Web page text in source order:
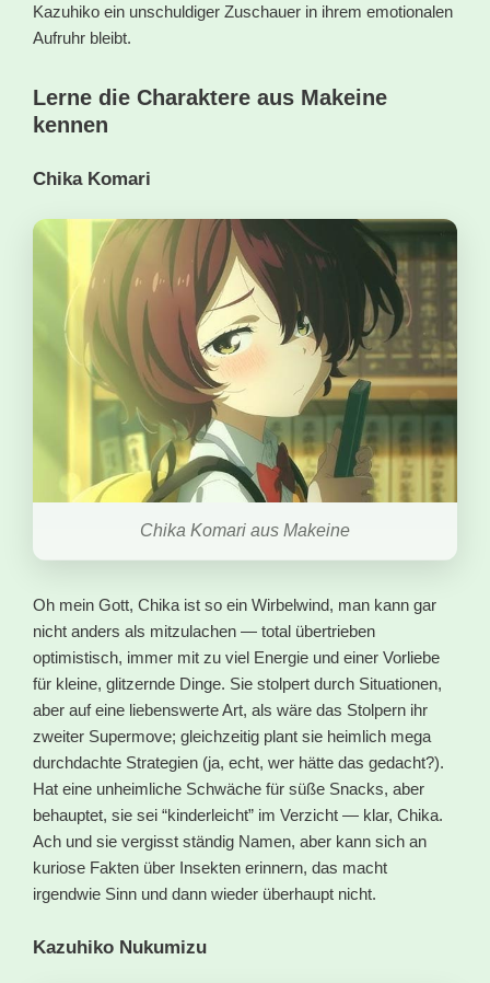
Kazuhiko ein unschuldiger Zuschauer in ihrem emotionalen
Aufruhr bleibt.
Lerne die Charaktere aus Makeine
kennen
Chika Komari
Chika Komari aus Makeine
Oh mein Gott, Chika ist so ein Wirbelwind, man kann gar
nicht anders als mitzulachen — total übertrieben
optimistisch, immer mit zu viel Energie und einer Vorliebe
für kleine, glitzernde Dinge. Sie stolpert durch Situationen,
aber auf eine liebenswerte Art, als wäre das Stolpern ihr
zweiter Supermove; gleichzeitig plant sie heimlich mega
durchdachte Strategien (ja, echt, wer hätte das gedacht?).
Hat eine unheimliche Schwäche für süße Snacks, aber
behauptet, sie sei “kinderleicht” im Verzicht — klar, Chika.
Ach und sie vergisst ständig Namen, aber kann sich an
kuriose Fakten über Insekten erinnern, das macht
irgendwie Sinn und dann wieder überhaupt nicht.
Kazuhiko Nukumizu